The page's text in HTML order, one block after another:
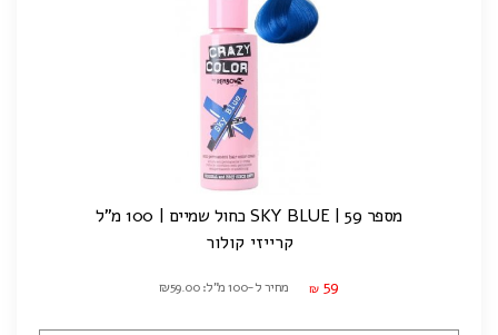
מספר 59 | SKY BLUE כחול שמיים | 100 מ"ל
קרייזי קולור
₪ 59 מחיר ל-100 מ"ל: ₪59.00